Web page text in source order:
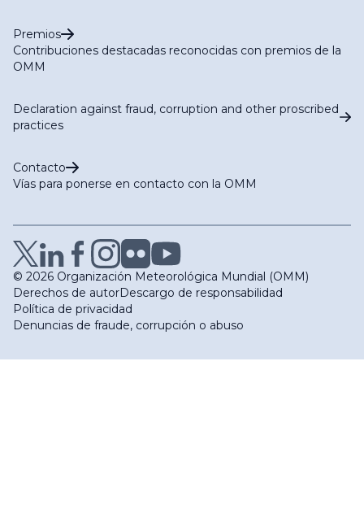
Premios
Contribuciones destacadas reconocidas con premios de la
OMM
Declaration against fraud, corruption and other proscribed
practices
Contacto
Vías para ponerse en contacto con la OMM
© 2026 Organización Meteorológica Mundial (OMM)
Derechos de autorDescargo de responsabilidad
Política de privacidad
Denuncias de fraude, corrupción o abuso